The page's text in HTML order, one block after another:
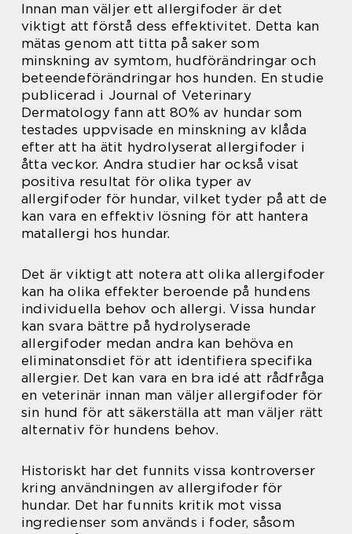
Innan man väljer ett allergifoder är det
viktigt att förstå dess effektivitet. Detta kan
mätas genom att titta på saker som
minskning av symtom, hudförändringar och
beteendeförändringar hos hunden. En studie
publicerad i Journal of Veterinary
Dermatology fann att 80% av hundar som
testades uppvisade en minskning av klåda
efter att ha ätit hydrolyserat allergifoder i
åtta veckor. Andra studier har också visat
positiva resultat för olika typer av
allergifoder för hundar, vilket tyder på att de
kan vara en effektiv lösning för att hantera
matallergi hos hundar.
Det är viktigt att notera att olika allergifoder
kan ha olika effekter beroende på hundens
individuella behov och allergi. Vissa hundar
kan svara bättre på hydrolyserade
allergifoder medan andra kan behöva en
eliminatonsdiet för att identifiera specifika
allergier. Det kan vara en bra idé att rådfråga
en veterinär innan man väljer allergifoder för
sin hund för att säkerställa att man väljer rätt
alternativ för hundens behov.
Historiskt har det funnits vissa kontroverser
kring användningen av allergifoder för
hundar. Det har funnits kritik mot vissa
ingredienser som används i foder, såsom